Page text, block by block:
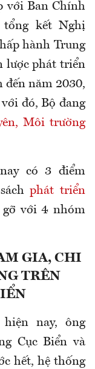
với Ban Chính
tổng kết Nghị
hành Trung
lược phát triển
đến năm 2030,
đó, Bộ đang
Môi trường
có 3 điểm
phát triển
với 4 nhóm
GIA, CHI
TRÊN
nay, ông
Cục Biển và
hết, hệ thống